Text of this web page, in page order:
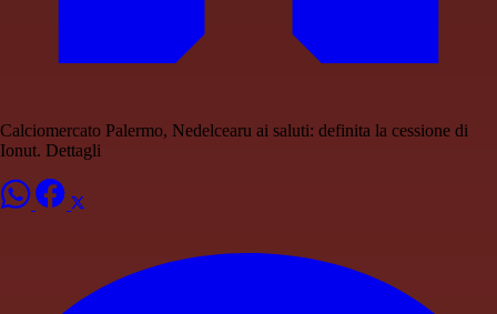
Calciomercato Palermo, Nedelcearu ai saluti: definita la cessione di
Ionut. Dettagli